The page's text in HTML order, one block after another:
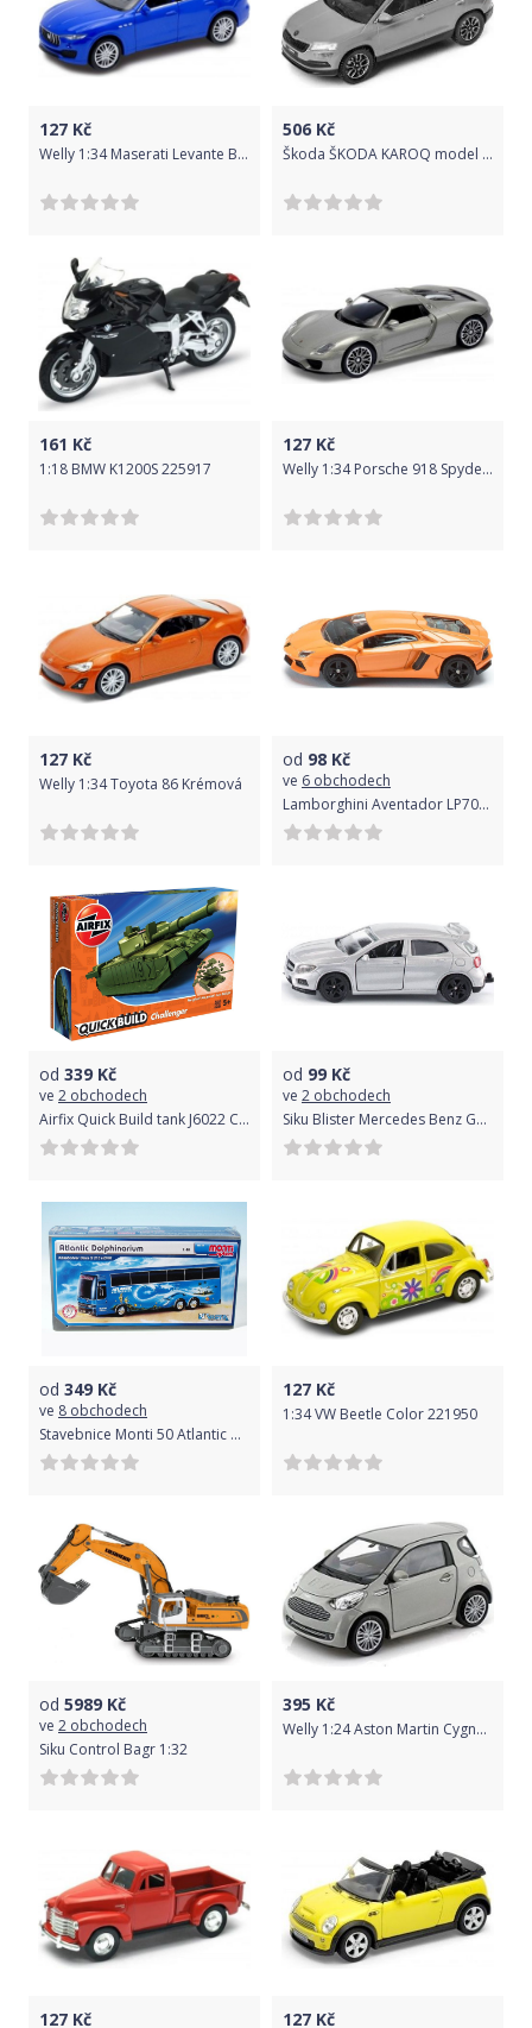
127 Kč
Welly 1:34 Maserati Levante Bíla
506 Kč
Škoda ŠKODA KAROQ model 1:43
161 Kč
1:18 BMW K1200S 225917
127 Kč
Welly 1:34 Porsche 918 Spyder Bíla
127 Kč
Welly 1:34 Toyota 86 Krémová
od 98 Kč
ve 6 obchodech
Lamborghini Aventador LP700 4 1:64
od 339 Kč
ve 2 obchodech
Airfix Quick Build tank J6022 Challenger Tank zelená
od 99 Kč
ve 2 obchodech
Siku Blister Mercedes Benz GLA 45 AMG
od 349 Kč
ve 8 obchodech
Stavebnice Monti 50 Atlantic Delfinarium Bus 1:48
127 Kč
1:34 VW Beetle Color 221950
od 5989 Kč
ve 2 obchodech
Siku Control Bagr 1:32
395 Kč
Welly 1:24 Aston Martin Cygnet Šedá
127 Kč 127 Kč